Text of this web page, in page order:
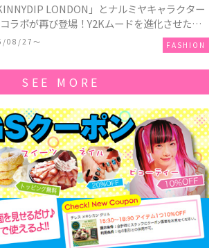
LONDON」とナルミヤキャラクター
ラボが再び登場！Y2Kムードを進化させた新
クションを発売♪
08/27〜 FASHION
SEE MORE